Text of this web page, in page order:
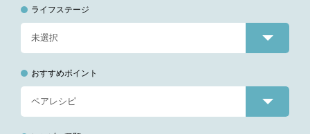
ライフステージ
おすすめポイント